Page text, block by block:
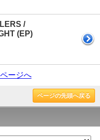
/
(EP)
ージへ
ページの先頭へ戻る